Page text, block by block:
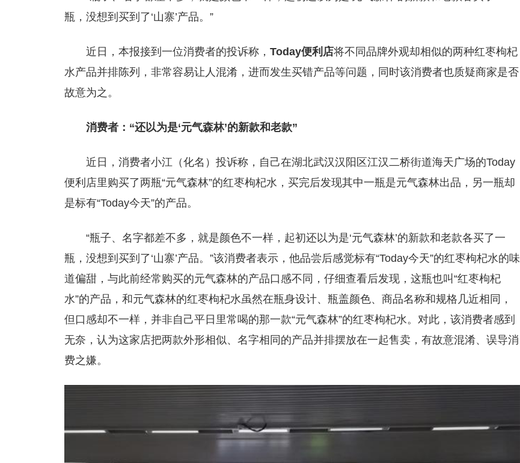
瓶，没想到买到了‘山寨’产品。”
近日，本报接到一位消费者的投诉称， Today便利店将不同品牌外观却相似的两种红枣枸杞
水产品并排陈列，非常容易让人混淆，进而发生买错产品等问题，同时该消费者也质疑商家是否
故意为之。
消费者：“还以为是‘元气森林’的新款和老款”
近日，消费者小江（化名）投诉称，自己在湖北武汉汉阳区江汉二桥街道海天广场的Today
便利店里购买了两瓶“元气森林”的红枣枸杞水，买完后发现其中一瓶是元气森林出品，另一瓶却
是标有“Today今天”的产品。
“瓶子、名字都差不多，就是颜色不一样，起初还以为是‘元气森林’的新款和老款各买了一
瓶，没想到买到了‘山寨’产品。”该消费者表示，他品尝后感觉标有“Today今天”的红枣枸杞水的味
道偏甜，与此前经常购买的元气森林的产品口感不同，仔细查看后发现，这瓶也叫“红枣枸杞
水”的产品，和元气森林的红枣枸杞水虽然在瓶身设计、瓶盖颜色、商品名称和规格几近相同，
但口感却不一样，并非自己平日里常喝的那一款“元气森林”的红枣枸杞水。对此，该消费者感到
无奈，认为这家店把两款外形相似、名字相同的产品并排摆放在一起售卖，有故意混淆、误导消
费之嫌。